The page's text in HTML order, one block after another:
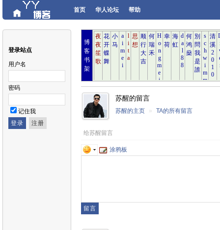
首页 华人论坛 帮助
登录站点
用户名
密码
记住我
博
客
书
架
苏醒的留言
苏醒的主页 » TA的所有留言
给苏醒留言
涂鸦板